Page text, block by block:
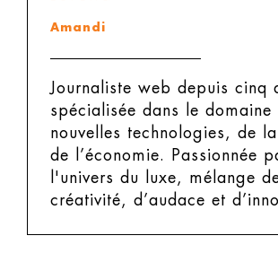
Amandi
Journaliste web depuis cinq
spécialisée dans le domaine
nouvelles technologies, de
de l’économie. Passionnée
l'univers du luxe, mélange
créativité, d’audace et